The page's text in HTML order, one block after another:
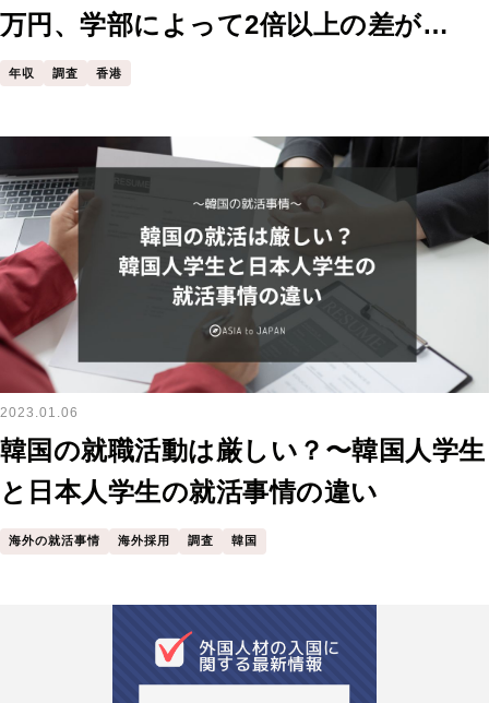
万円、学部によって2倍以上の差が…
年収 調査 香港
2023.01.06
韓国の就職活動は厳しい？〜韓国人学生
と日本人学生の就活事情の違い
海外の就活事情 海外採用 調査 韓国